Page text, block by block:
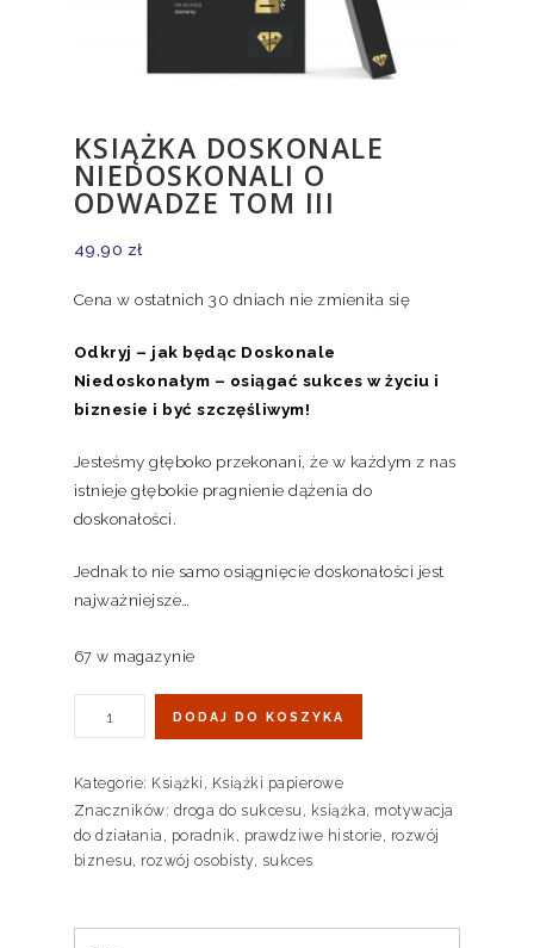
KSIĄŻKA DOSKONALE
NIEDOSKONALI O
ODWADZE TOM III
49,90 zł
Cena w ostatnich 30 dniach nie zmieniła się
Odkryj – jak będąc Doskonale
Niedoskonałym – osiągać sukces w życiu i
biznesie i być szczęśliwym!
Jesteśmy głęboko przekonani, że w każdym z nas
istnieje głębokie pragnienie dążenia do
doskonałości.
Jednak to nie samo osiągnięcie doskonałości jest
najważniejsze…
67 w magazynie
DODAJ DO KOSZYKA
Kategorie: Książki , Książki papierowe
Znaczników: droga do sukcesu , książka, motywacja
do działania , poradnik, prawdziwe historie, rozwój
biznesu, rozwój osobisty, sukces